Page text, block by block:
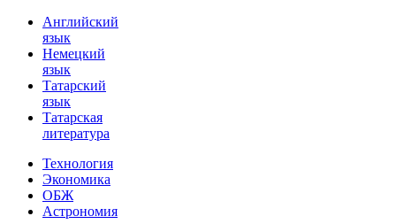
Английский
язык
Немецкий
язык
Татарский
язык
Татарская
литература
Технология
Экономика
ОБЖ
Астрономия